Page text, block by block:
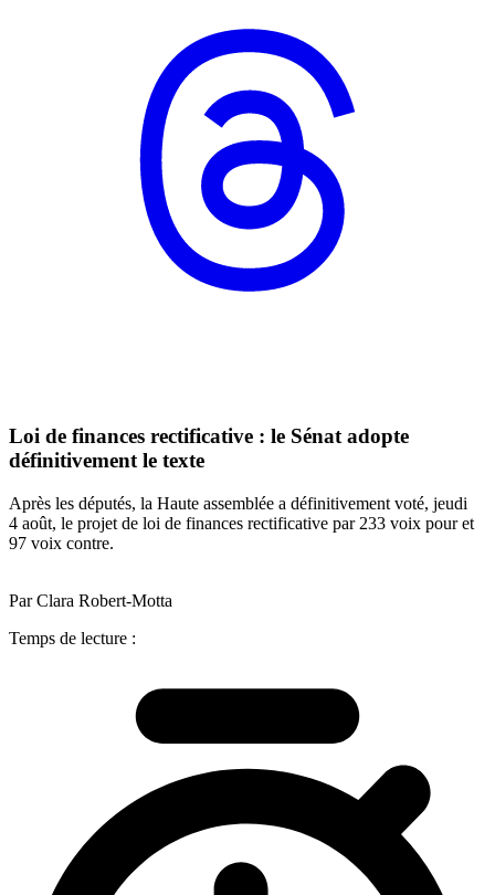
Loi de finances rectificative : le Sénat adopte
définitivement le texte
Après les députés, la Haute assemblée a définitivement voté, jeudi
4 août, le projet de loi de finances rectificative par 233 voix pour et
97 voix contre.
Par Clara Robert-Motta
Temps de lecture :